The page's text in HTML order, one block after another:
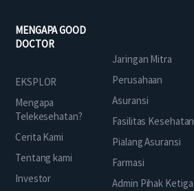
MENGAPA GOOD
DOCTOR
EKSPLOR
Mengapa
Telekesehatan?
Cerita Kami
Tentang kami
Investor
Jaringan Mitra
Perusahaan
Asuransi
Fasilitas Kesehatan
Pialang Asuransi
Farmasi
Admin Pihak Ketiga